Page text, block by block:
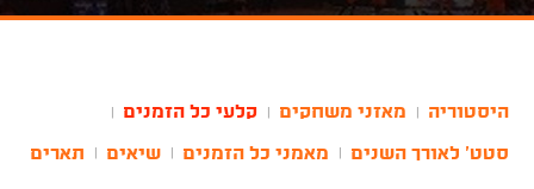
היסטוריה מאזני משחקים קלעי כל הזמנים
סטט' לאורך השנים מאמני כל הזמנים שיאים תארים